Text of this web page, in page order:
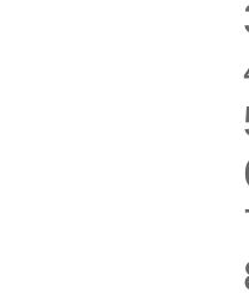
3)
4)
5)
6)
7)
8)